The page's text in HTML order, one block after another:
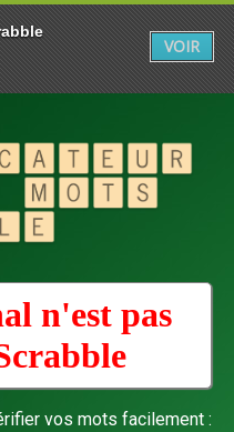
n'est pas
vos mots facilement :
VOIR